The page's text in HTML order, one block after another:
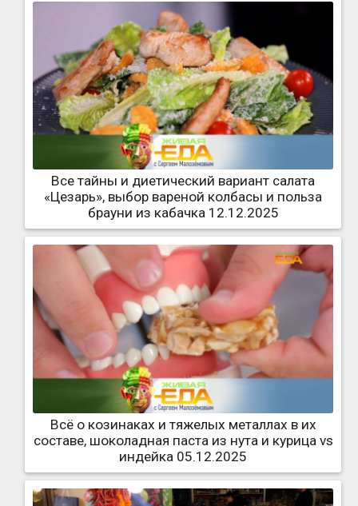
Все тайны и диетический вариант салата
«Цезарь», выбор вареной колбасы и польза
брауни из кабачка 12.12.2025
Всё о козинаках и тяжелых металлах в их
составе, шоколадная паста из нута и курица vs
индейка 05.12.2025